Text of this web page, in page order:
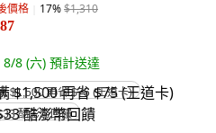
價格 17%$1,310
8/8 (六) 預計送達
$1,500 再省 $75 (王道卡)
酷澎幣回饋